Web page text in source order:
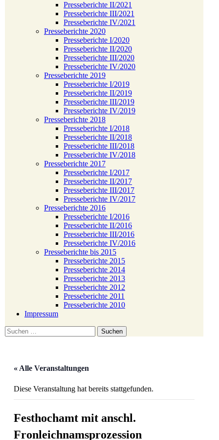
Presseberichte II/2021
Presseberichte III/2021
Presseberichte IV/2021
Presseberichte 2020
Presseberichte I/2020
Presseberichte II/2020
Presseberichte III/2020
Presseberichte IV/2020
Presseberichte 2019
Presseberichte I/2019
Presseberichte II/2019
Presseberichte III/2019
Presseberichte IV/2019
Presseberichte 2018
Presseberichte I/2018
Presseberichte II/2018
Presseberichte III/2018
Presseberichte IV/2018
Presseberichte 2017
Presseberichte I/2017
Presseberichte II/2017
Presseberichte III/2017
Presseberichte IV/2017
Presseberichte 2016
Presseberichte I/2016
Presseberichte II/2016
Presseberichte III/2016
Presseberichte IV/2016
Presseberichte bis 2015
Presseberichte 2015
Presseberichte 2014
Presseberichte 2013
Presseberichte 2012
Presseberichte 2011
Presseberichte 2010
Impressum
Suchen
nach:
« Alle Veranstaltungen
Diese Veranstaltung hat bereits stattgefunden.
Festhochamt mit anschl.
Fronleichnamsprozession